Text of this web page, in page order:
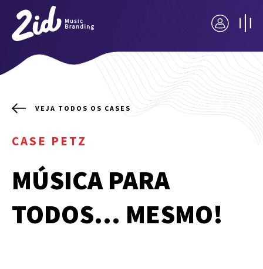
VEJA TODOS OS CASES
CASE PETZ
MÚSICA PARA
TODOS... MESMO!